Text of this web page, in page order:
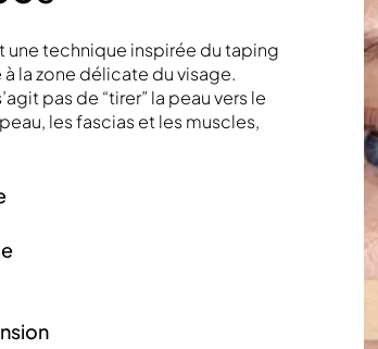
une technique inspirée du taping
la zone délicate du visage.
pas de “tirer” la peau vers le
les fascias et les muscles,